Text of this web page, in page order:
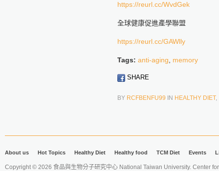
https://reurl.cc/WvdGek
全球健康促進產學聯盟
https://reurl.cc/GAWlly
Tags: anti-aging memory
SHARE
BY RCFBENFU99 IN HEALTHY DIET,
About us Hot Topics Healthy Diet Healthy food TCM Diet Events
Copyright © 2026 食品與生物分子研究中心 National Taiwan University. Center